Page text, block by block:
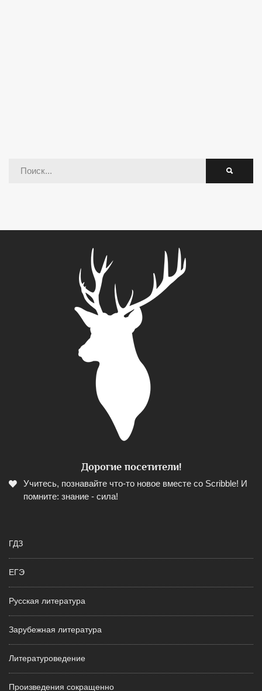
Дорогие посетители!
Учитесь, познавайте что-то новое вместе со Scribble! И
помните: знание - сила!
ГДЗ
ЕГЭ
Русская литература
Зарубежная литература
Литературоведение
Произведения сокращенно